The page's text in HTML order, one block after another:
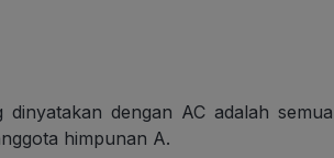
dengan AC adalah semua
himpunan A.